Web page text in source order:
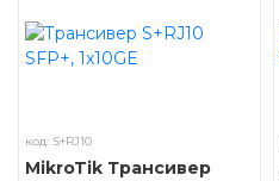
код: S+RJ10
MikroTik Трансивер